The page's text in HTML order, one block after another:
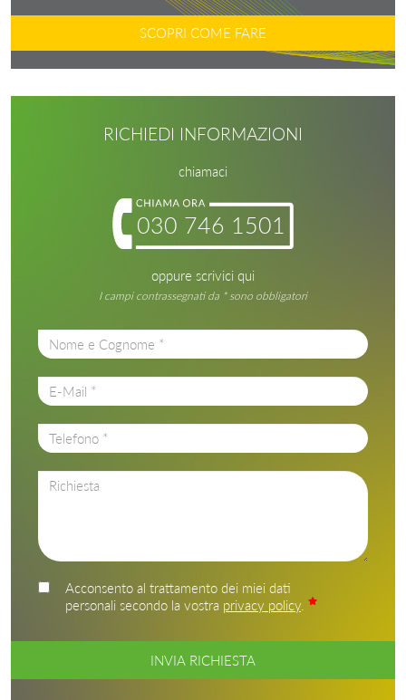
SCOPRI COME FARE
RICHIEDI INFORMAZIONI
chiamaci
030 746 1501
oppure scrivici qui
I campi contrassegnati da * sono obbligatori
Acconsento al trattamento dei miei dati
personali secondo la vostra privacy policy
INVIA RICHIESTA